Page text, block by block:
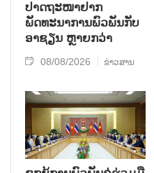
ປາດຖະໜາຢາກ
ພັດທະນາການພົວພັນກັບ
ອາຊຽນ ຫຼາຍກວ່າ
08/08/2026 ຂ່າວສານ